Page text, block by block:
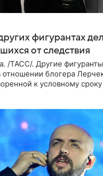
фигурантах
от следствия
/ТАСС/. Другие фигуранты
отношении блогера
к условному